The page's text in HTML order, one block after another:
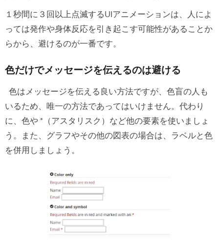
１秒間に３回以上点滅するUIアニメーションは、人によ
っては発作や身体反応を引き起こす可能性があることか
らから、避けるのが一番です。
色だけでメッセージを伝えるのは避ける
色はメッセージを伝える良い方法ですが、色盲の人も
いるため、唯一の方法であってはいけません。代わり
に、色や *（アスタリスク）など他の要素を使いましょ
う。また、グラフやその他の図表の場合は、ラベルと色
を併用しましょう。